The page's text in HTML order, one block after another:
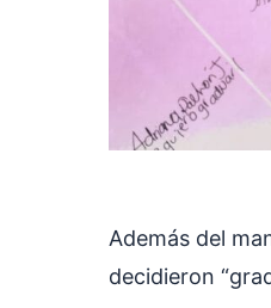
Además del
decidieron